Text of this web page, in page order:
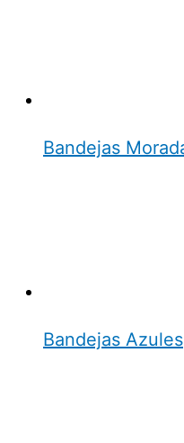
Bandejas
Bandejas Azules